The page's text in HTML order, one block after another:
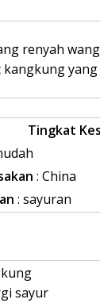
renyah
Tingkat
: China
: sayuran
sayur